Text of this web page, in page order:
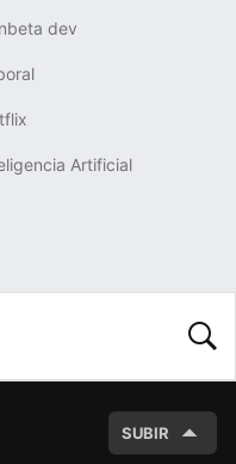
dev
Artificial
SUBIR